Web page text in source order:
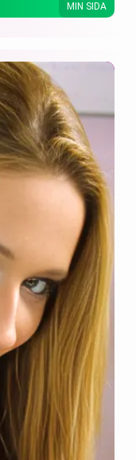
MIN SIDA